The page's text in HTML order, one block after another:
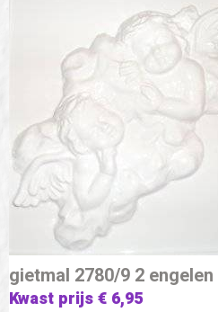
gietmal 2780/9 2 engelen
Kwast prijs € 6,95